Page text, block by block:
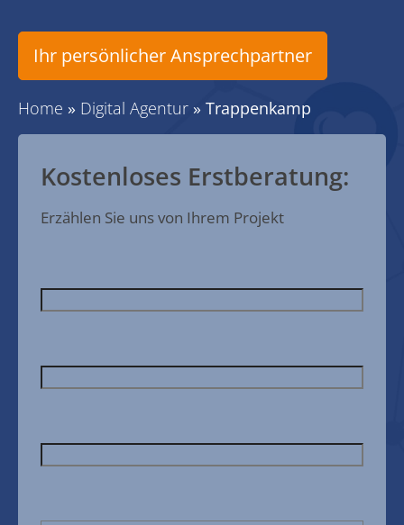
Ihr persönlicher Ansprechpartner
Home » Digital Agentur » Trappenkamp
Kostenloses Erstberatung:
Erzählen Sie uns von Ihrem Projekt